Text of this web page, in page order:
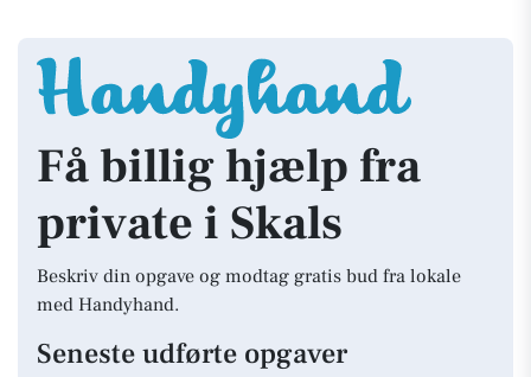
Få billig hjælp fra
private i Skals
Beskriv din opgave og modtag gratis bud fra lokale
med Handyhand.
Seneste udførte opgaver